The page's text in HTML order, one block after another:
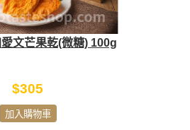
文芒果乾(微糖) 100g
$305
加入購物車